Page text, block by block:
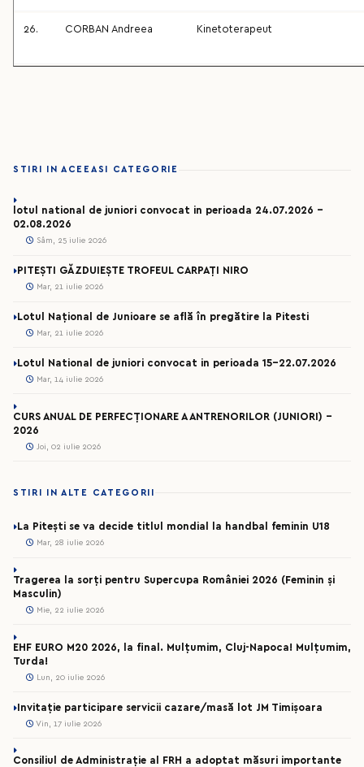
26. CORBAN Andreea Kinetoterapeut
STIRI IN ACEEASI CATEGORIE
lotul national de juniori convocat in perioada 24.07.2026 –
02.08.2026
Sâm, 25 iulie 2026
PITEȘTI GĂZDUIEȘTE TROFEUL CARPAȚI NIRO
Mar, 21 iulie 2026
Lotul Național de Junioare se află în pregătire la Pitesti
Mar, 21 iulie 2026
Lotul National de juniori convocat in perioada 15-22.07.2026
Mar, 14 iulie 2026
CURS ANUAL DE PERFECȚIONARE A ANTRENORILOR (JUNIORI) -
2026
Joi, 02 iulie 2026
STIRI IN ALTE CATEGORII
La Pitești se va decide titlul mondial la handbal feminin U18
Mar, 28 iulie 2026
Tragerea la sorți pentru Supercupa României 2026 (Feminin și
Masculin)
Mie, 22 iulie 2026
EHF EURO M20 2026, la final. Mulțumim, Cluj-Napoca! Mulțumim,
Turda!
Lun, 20 iulie 2026
Invitație participare servicii cazare/masă lot JM Timișoara
Vin, 17 iulie 2026
Consiliul de Administrație al FRH a adoptat măsuri importante